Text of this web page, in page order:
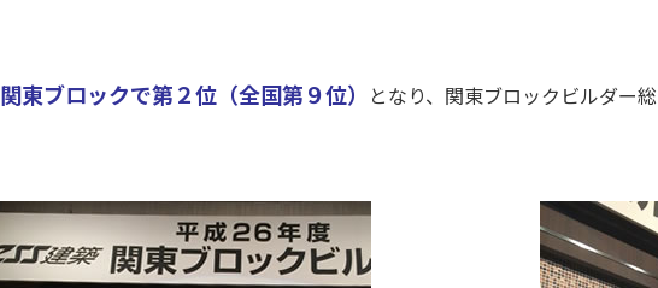
関東ブロックで第２位 （全国第９位） となり、関東ブロックビルダー